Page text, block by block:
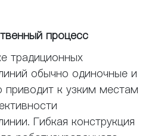
процесс
традиционных
обычно одиночные и
приводит к узким местам
Гибкая конструкция